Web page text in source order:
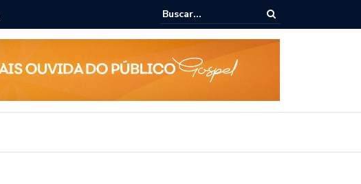
Prefeito Rodrigo Cunha empossa gestores escolares e sanciona jornada de 30
para professores